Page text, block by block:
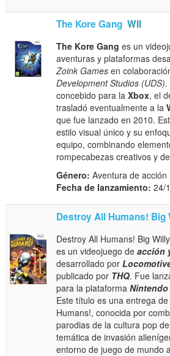
The Kore Gang WII
The Kore Gang es un
aventuras y plataformas
Zoink Games en
Development Studios (UDS).
concebido para laXbox, el
trasladó eventualmente a la
que fue lanzado en 2010.
estilo visual único y su
equipo, combinando
rompecabezas creativos y
Género: Aventura de acción
Fecha de lanzamiento: 24/
Destroy All Humans! Big
Destroy All Humans! Big
es un videojuego deacción
desarrollado por
publicado por THQ. Fue
para la plataforma
Este título es una entrega
Humans!, conocida por
parodias de la cultura pop
temática de invasión
entorno de juego de mundo